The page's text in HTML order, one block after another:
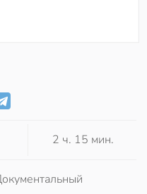
2 ч. 15 мин.